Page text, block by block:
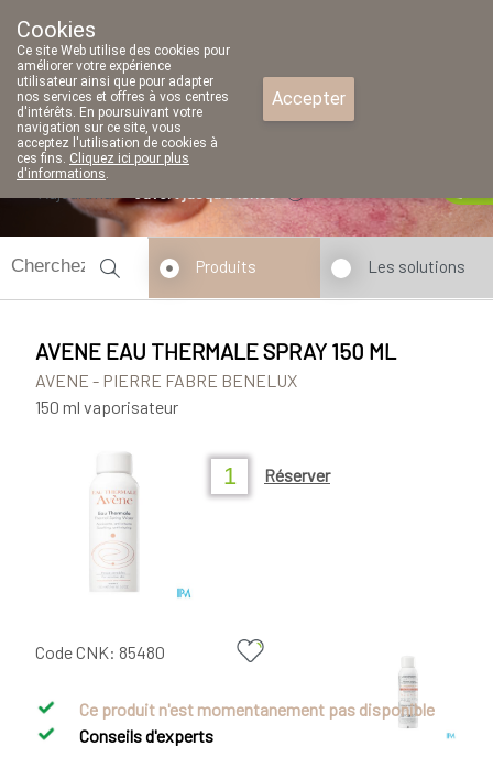
Produits Les solutions
AVENE EAU THERMALE SPRAY 150 ML
AVENE - PIERRE FABRE BENELUX
150 ml vaporisateur
Réserver
Code CNK: 85480
Ce produit n'est momentanement pas disponible
Conseils d'experts
Cookies
Ce site Web utilise des cookies pour
améliorer votre expérience
utilisateur ainsi que pour adapter
nos services et offres à vos centres
d'intérêts. En poursuivant votre
navigation sur ce site, vous
acceptez l'utilisation de cookies à
ces fins. Cliquez ici pour plus
d'informations.
Accepter